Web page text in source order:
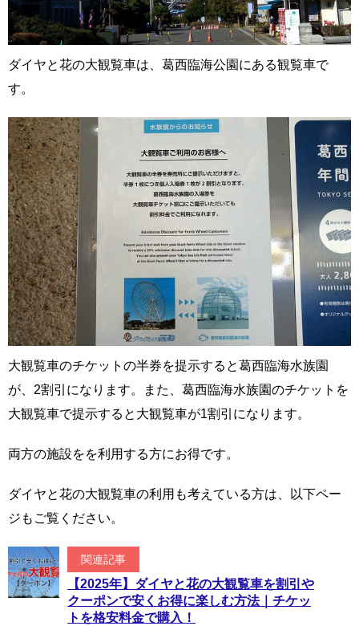
ダイヤと花の大観覧車は、葛西臨海公園にある観覧車で
す。
大観覧車のチケットの半券を提示すると葛西臨海水族園
が、2割引になります。また、葛西臨海水族園のチケットを
大観覧車で提示すると大観覧車が1割引になります。
両方の施設をを利用する方にお得です。
ダイヤと花の大観覧車の利用も考えている方は、以下ペー
ジもご覧ください。
関連記事
【2025年】ダイヤと花の大観覧車を割引や
クーポンで安くお得に楽しむ方法｜チケッ
トを格安料金で購入！